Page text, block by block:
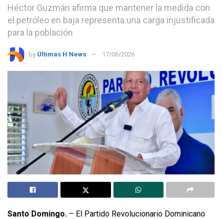
Héctor Guzmán afirma que mantener la medida con
el petróleo en baja representa una carga injustificada
para la población
by Últimas H News 17/06/2026
Santo Domingo. – El Partido Revolucionario Dominicano